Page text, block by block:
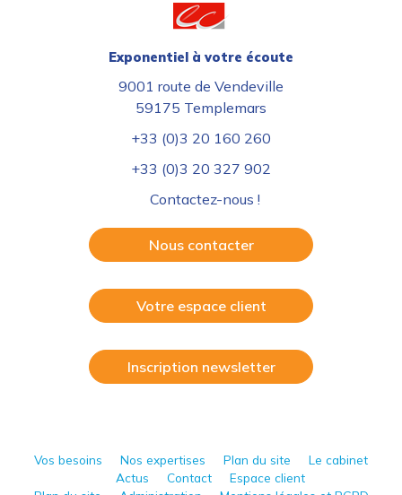
Exponentiel à votre écoute
9001 route de Vendeville
59175 Templemars
+33 (0)3 20 160 260
+33 (0)3 20 327 902
Contactez-nous !
Nous contacter
Votre espace client
Inscription newsletter
Vos besoins Nos expertises Plan du site
Le cabinet
Actus
Contact
Espace client